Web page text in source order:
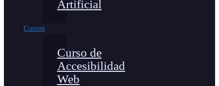
Artificial
Cursos
Curso de
Accesibilidad
Web